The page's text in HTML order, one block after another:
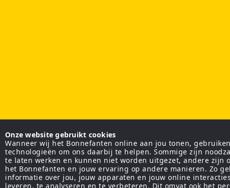
Onze website gebruikt cookies
Wanneer wij het Bonnefanten online aan jou tonen,
technologieën om ons daarbij te helpen. Sommige zijn
te laten werken en kunnen niet worden uitgezet, andere zijn
het Bonnefanten en jouw ervaring op andere manieren. Zo
informatie over jou, jouw apparaten en jouw online
leveren, te analyseren en te verbeteren. Dit omvat ook het